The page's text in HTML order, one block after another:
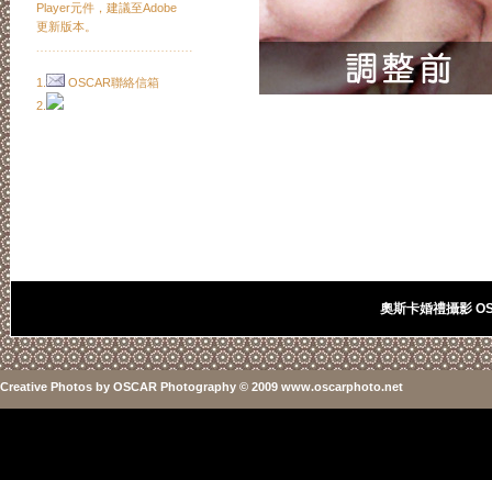
Player元件，建議至Adobe
更新版本。
1.
OSCAR聯絡信箱
2.
奧斯卡婚禮攝影
Creative Photos by OSCAR Photography © 2009 www.oscarphoto.net